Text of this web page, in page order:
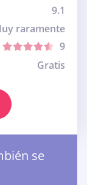
9.1
raramente
9
Gratis
se